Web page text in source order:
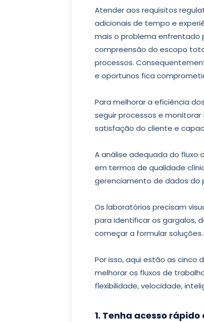
Atender aos requisitos
adicionais de tempo e
mais o problema enfrentado
compreensão do escopo
processos.
e oportunos fica
Para melhorar a eficiência
seguir processos e
satisfação do cliente e
A análise adequada do fluxo
em termos de qualidade
gerenciamento de dados do
Os laboratórios precisam
para identificar os gargalos,
começar a formular soluções.
Por isso, aqui estão as cinco
melhorar os fluxos de
flexibilidade, velocidade,
1. Tenha acesso